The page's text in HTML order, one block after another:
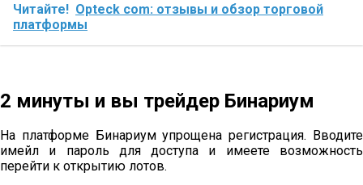
Читайте! Opteck com: отзывы и обзор торговой
платформы
2 минуты и вы трейдер Бинариум
На платформе Бинариум упрощена регистрация. Вводите
имейл и пароль для доступа и имеете возможность
перейти к открытию лотов.